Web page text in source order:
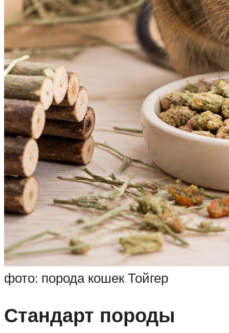
фото: порода кошек Тойгер
Стандарт породы